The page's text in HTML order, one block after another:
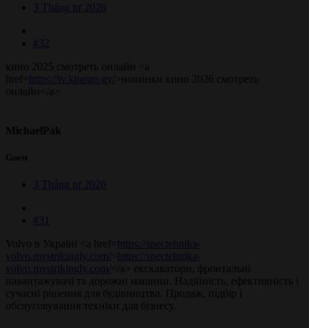
3 Tháng tư 2026
#32
кино 2025 смотреть онлайн <a
href=
https://tv.kinogo.gy/
>новинки кино 2026 смотреть
онлайн</a>
MichaelPak
Guest
3 Tháng tư 2026
#31
Volvo в Україні <a href=
https://spectehnika-
volvo.mystrikingly.com/
https://spectehnika-
volvo.mystrikingly.com/
</a> екскаватори, фронтальні
навантажувачі та дорожні машини. Надійність, ефективність і
сучасні рішення для будівництва. Продаж, підбір і
обслуговування техніки для бізнесу.